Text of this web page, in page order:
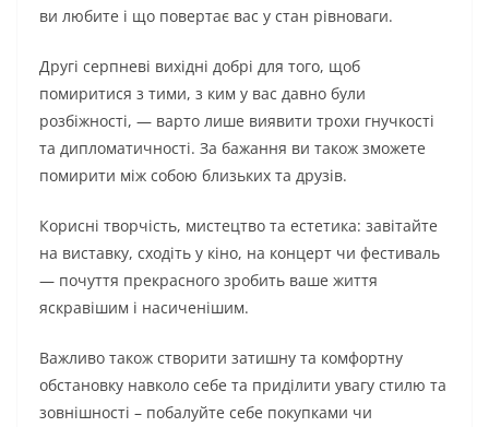
ви любите і що повертає вас у стан рівноваги.
Другі серпневі вихідні добрі для того, щоб
помиритися з тими, з ким у вас давно були
розбіжності, — варто лише виявити трохи гнучкості
та дипломатичності. За бажання ви також зможете
помирити між собою близьких та друзів.
Корисні творчість, мистецтво та естетика: завітайте
на виставку, сходіть у кіно, на концерт чи фестиваль
— почуття прекрасного зробить ваше життя
яскравішим і насиченішим.
Важливо також створити затишну та комфортну
обстановку навколо себе та приділити увагу стилю та
зовнішності – побалуйте себе покупками чи